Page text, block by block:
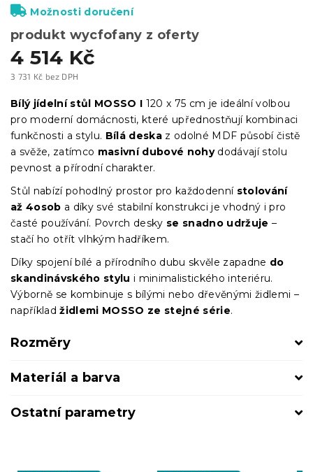
4 514 Kč
3 731 Kč bez DPH
cena:
produkt wycfofany z oferty
Možnosti doručení
Bílý jídelní stůl MOSSO I 120 x 75 cm je ideální volbou
pro moderní domácnosti, které upřednostňují kombinaci
funkčnosti a stylu. Bílá deska z odolné MDF působí čistě
a svěže, zatímco masivní dubové nohydodávají stolu
pevnost a přírodní charakter.
Stůl nabízí pohodlný prostor pro každodenní stolování
až 4osob a díky své stabilní konstrukci je vhodný i pro
časté používání. Povrch desky se snadno udržuje –
stačí ho otřít vlhkým hadříkem.
Díky spojení bílé a přírodního dubu skvěle zapadne do
skandinávského stylu i minimalistického interiéru.
Výborně se kombinuje s bílými nebo dřevěnými židlemi –
napříkladžidlemi MOSSO ze stejné série.
Rozměry
Materiál a barva
Ostatní parametry